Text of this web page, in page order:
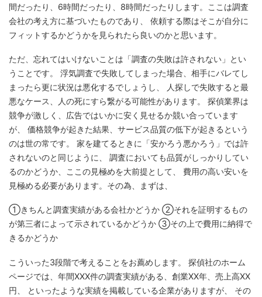
間だったり、6時間だったり、8時間だったりします。ここは調査
会社の考え方に基づいたものであり、 依頼する際はそこが自分に
フィットするかどうかを見られたら良いのかと思います。
ただ、忘れてはいけないことは「調査の失敗は許されない」とい
うことです。 浮気調査で失敗してしまった場合、相手にバレてし
まったら更に状況は悪化するでしょうし、 人探しで失敗すると最
悪なケース、人の死にすら繋がる可能性があります。 探偵業界は
競争が激しく、広告ではいかに安く見せるか競い合っています
が、 価格競争が起きた結果、サービス品質の低下が起きるという
のは世の常です。 家を建てるときに「安かろう悪かろう」では許
されないのと同じように、 調査においても品質がしっかりしてい
るのかどうか、ここの見極めを大前提として、 費用の高い安いを
見極める必要があります。その為、まずは、
①きちんと調査実績がある会社かどうか ②それを証明するもの
が第三者によって示されているかどうか ③その上で費用に納得で
きるかどうか
こういった3段階で考えることをお薦めします。 探偵社のホーム
ページでは、年間XXX件の調査実績がある、創業XX年、売上高XX
円、 といったような実績を掲載している企業がありますが、 その